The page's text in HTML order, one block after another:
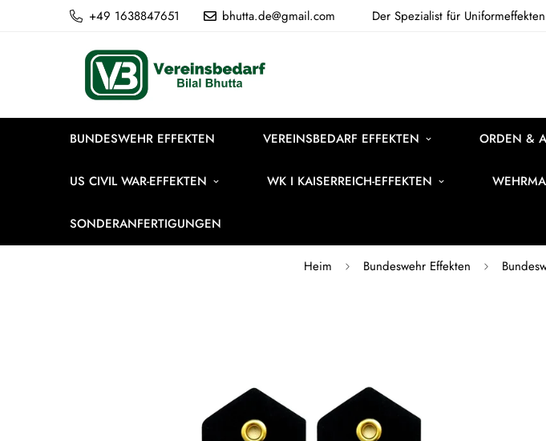
+49 1638847651 bhutta.de@gmail.com Der Spezialist für
BUNDESWEHR EFFEKTEN VEREINSBEDARF EFFEKTEN ORDEN &
US CIVIL WAR-EFFEKTEN WK I KAISERREICH-EFFEKTEN
SONDERANFERTIGUNGEN
Heim Bundeswehr Effekten